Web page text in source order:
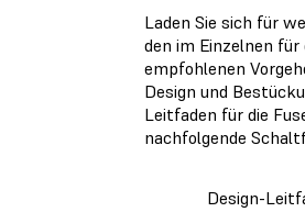
Laden Sie sich für
den im Einzelnen für
empfohlenen
Design und
Leitfaden für die
nachfolgende
Design-